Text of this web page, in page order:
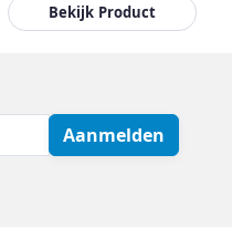
Bekijk Product
Aanmelden